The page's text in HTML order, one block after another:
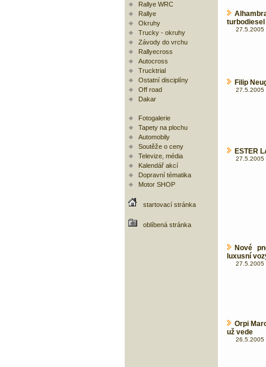
Rallye WRC
Rallye
Okruhy
Trucky - okruhy
Závody do vrchu
Rallyecross
Autocross
Trucktrial
Ostatní disciplíny
Off road
Dakar
Fotogalerie
Tapety na plochu
Automobily
Soutěže o ceny
Televize, média
Kalendář akcí
Dopravní tématika
Motor SHOP
startovací stránka
oblíbená stránka
turbodiesel
27.5.2005
Filip
27.5.2005
ESTER
27.5.2005
Nové
luxusní
27.5.2005
Orpi
už vede
26.5.2005